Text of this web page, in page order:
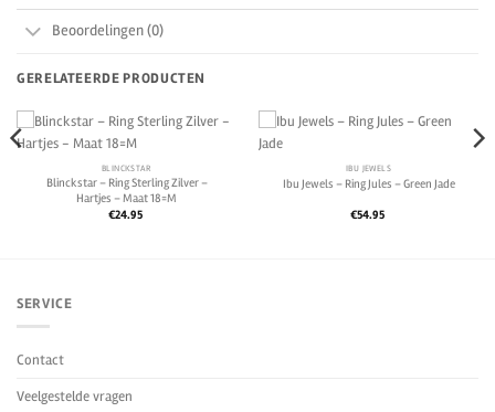
Beoordelingen (0)
GERELATEERDE PRODUCTEN
BLINCKSTAR
Blinckstar – Ring Sterling Zilver –
Hartjes – Maat 18=M
€24.95
IBU JEWELS
Ibu Jewels – Ring Jules – Green Jade
€54.95
SERVICE
Contact
Veelgestelde vragen